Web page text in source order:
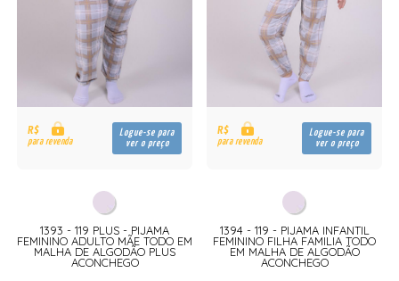
R$
para revenda
Logue-se para
ver o preço
1393 - 119 PLUS - PIJAMA
FEMININO ADULTO MÃE TODO EM
MALHA DE ALGODÃO PLUS
ACONCHEGO
R$
para revenda
Logue-se para
ver o preço
1394 - 119 - PIJAMA INFANTIL
FEMININO FILHA FAMILIA TODO
EM MALHA DE ALGODÃO
ACONCHEGO